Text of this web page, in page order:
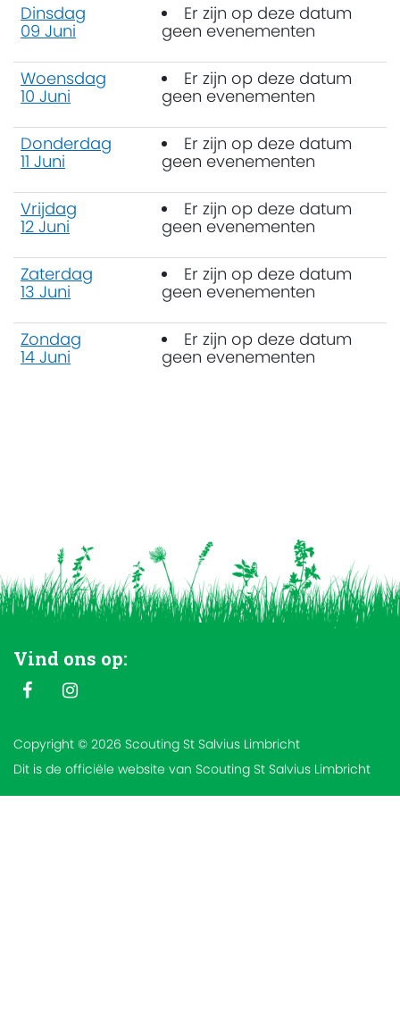
Dinsdag
09 Juni
Er zijn op deze datum
geen evenementen
Woensdag
10 Juni
Er zijn op deze datum
geen evenementen
Donderdag
11 Juni
Er zijn op deze datum
geen evenementen
Vrijdag
12 Juni
Er zijn op deze datum
geen evenementen
Zaterdag
13 Juni
Er zijn op deze datum
geen evenementen
Zondag
14 Juni
Er zijn op deze datum
geen evenementen
Vind ons op:
Copyright © 2026 Scouting St Salvius Limbricht
Dit is de officiële website van Scouting St Salvius Limbricht